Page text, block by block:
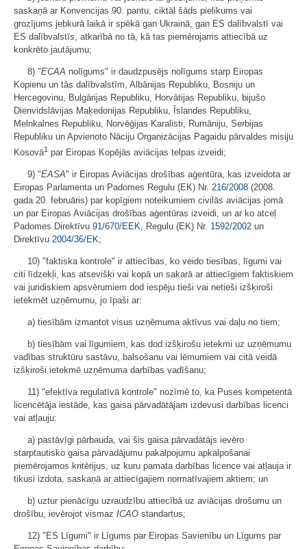
saskaņā ar Konvencijas 90. pantu, ciktāl šāds pielikums vai
grozījums jebkurā laikā ir spēkā gan Ukrainā, gan ES dalībvalstī vai
ES dalībvalstīs, atkarībā no tā, kā tas piemērojams attiecībā uz
konkrēto jautājumu;
8) "ECAA nolīgums" ir daudzpusējs nolīgums starp Eiropas
Kopienu un tās dalībvalstīm, Albānijas Republiku, Bosniju un
Hercegovinu, Bulgārijas Republiku, Horvātijas Republiku, bijušo
Dienvidslāvijas Maķedonijas Republiku, Īslandes Republiku,
Melnkalnes Republiku, Norvēģijas Karalisti, Rumāniju, Serbijas
Republiku un Apvienoto Nāciju Organizācijas Pagaidu pārvaldes misiju
Kosovā1 par Eiropas Kopējās aviācijas telpas izveidi;
9) "EASA" ir Eiropas Aviācijas drošības aģentūra, kas izveidota ar
Eiropas Parlamenta un Padomes Regulu (EK) Nr. 216/2008 (2008.
gada 20. februāris) par kopīgiem noteikumiem civilās aviācijas jomā
un par Eiropas Aviācijas drošības aģentūras izveidi, un ar ko atceļ
Padomes Direktīvu 91/670/EEK, Regulu (EK) Nr. 1592/2002 un
Direktīvu 2004/36/EK;
10) "faktiska kontrole" ir attiecības, ko veido tiesības, līgumi vai
citi līdzekļi, kas atsevišķi vai kopā un sakarā ar attiecīgiem faktiskiem
vai juridiskiem apsvērumiem dod iespēju tieši vai netieši izšķiroši
ietekmēt uzņēmumu, jo īpaši ar:
a) tiesībām izmantot visus uzņēmuma aktīvus vai daļu no tiem;
b) tiesībām vai līgumiem, kas dod izšķirošu ietekmi uz uzņēmumu
vadības struktūru sastāvu, balsošanu vai lēmumiem vai citā veidā
izšķiroši ietekmē uzņēmuma darbības vadīšanu;
11) "efektīva regulatīvā kontrole" nozīmē to, ka Puses kompetentā
licencētāja iestāde, kas gaisa pārvadātājam izdevusi darbības licenci
vai atļauju:
a) pastāvīgi pārbauda, vai šis gaisa pārvadātājs ievēro
starptautisko gaisa pārvadājumu pakalpojumu apkalpošanai
piemērojamos kritērijus, uz kuru pamata darbības licence vai atļauja ir
tikusi izdota, saskaņā ar attiecīgajiem normatīvajiem aktiem; un
b) uztur pienācīgu uzraudzību attiecībā uz aviācijas drošumu un
drošību, ievērojot vismaz ICAO standartus;
12) "ES Līgumi" ir Līgums par Eiropas Savienību un Līgums par